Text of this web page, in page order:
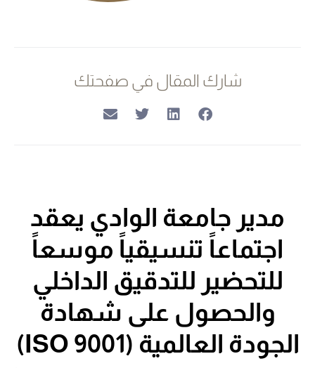
شارك المقال في صفحتك
مدير جامعة الوادي يعقد
اجتماعاً تنسيقياً موسعاً
للتحضير للتدقيق الداخلي
والحصول على شهادة
الجودة العالمية (ISO 9001)